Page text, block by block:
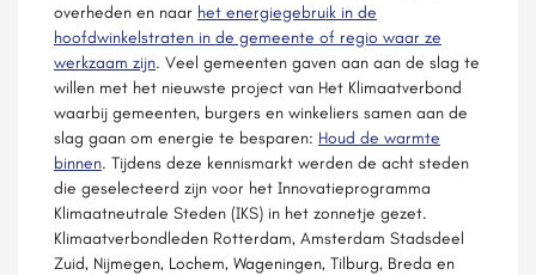
overheden en naar het energiegebruik in de
hoofdwinkelstraten in de gemeente of regio waar ze
werkzaam zijn. Veel gemeenten gaven aan aan de slag te
willen met het nieuwste project van Het Klimaatverbond
waarbij gemeenten, burgers en winkeliers samen aan de
slag gaan om energie te besparen: Houd de warmte
binnen. Tijdens deze kennismarkt werden de acht steden
die geselecteerd zijn voor het Innovatieprogramma
Klimaatneutrale Steden (IKS) in het zonnetje gezet.
Klimaatverbondleden Rotterdam, Amsterdam Stadsdeel
Zuid, Nijmegen, Lochem, Wageningen, Tilburg, Breda en